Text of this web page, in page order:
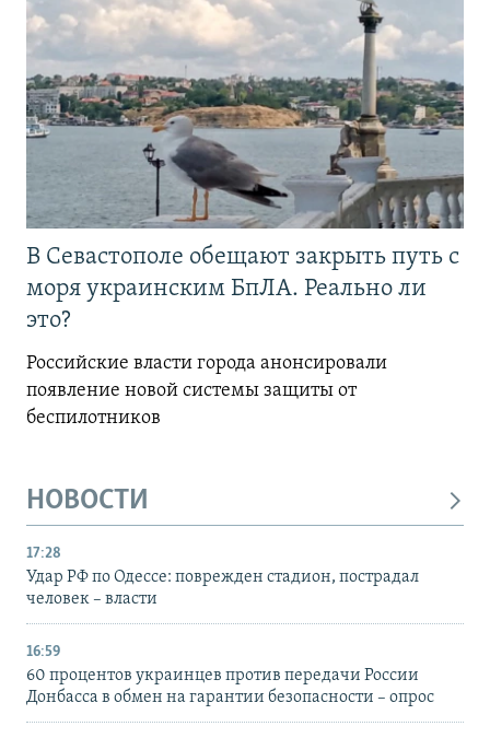
В Севастополе обещают закрыть путь с
моря украинским БпЛА. Реально ли
это?
Российские власти города анонсировали
появление новой системы защиты от
беспилотников
НОВОСТИ
17:28
Удар РФ по Одессе: поврежден стадион, пострадал
человек – власти
16:59
60 процентов украинцев против передачи России
Донбасса в обмен на гарантии безопасности – опрос